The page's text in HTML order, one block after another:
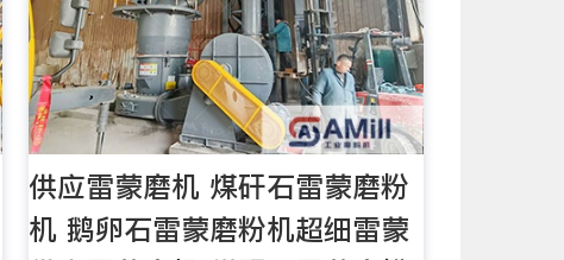
供应雷蒙磨机 煤矸石雷蒙磨粉
机 鹅卵石雷蒙磨粉机超细雷蒙